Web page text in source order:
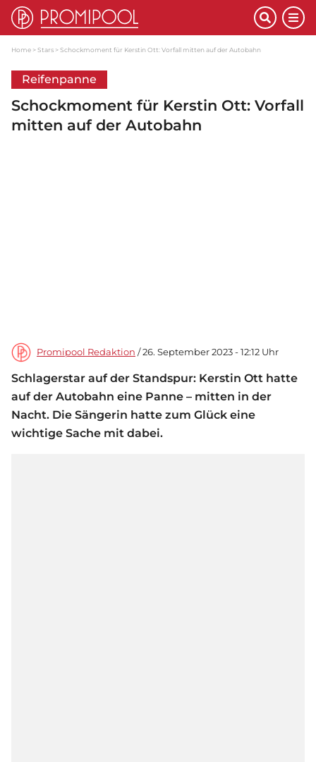
Home Stars Schockmoment für Kerstin Ott: Vorfall mitten auf der Autobahn
Reifenpanne
Schockmoment für Kerstin Ott: Vorfall
mitten auf der Autobahn
Promipool Redaktion / 26. September 2023 - 12:12 Uhr
Schlagerstar auf der Standspur: Kerstin Ott hatte
auf der Autobahn eine Panne – mitten in der
Nacht. Die Sängerin hatte zum Glück eine
wichtige Sache mit dabei.